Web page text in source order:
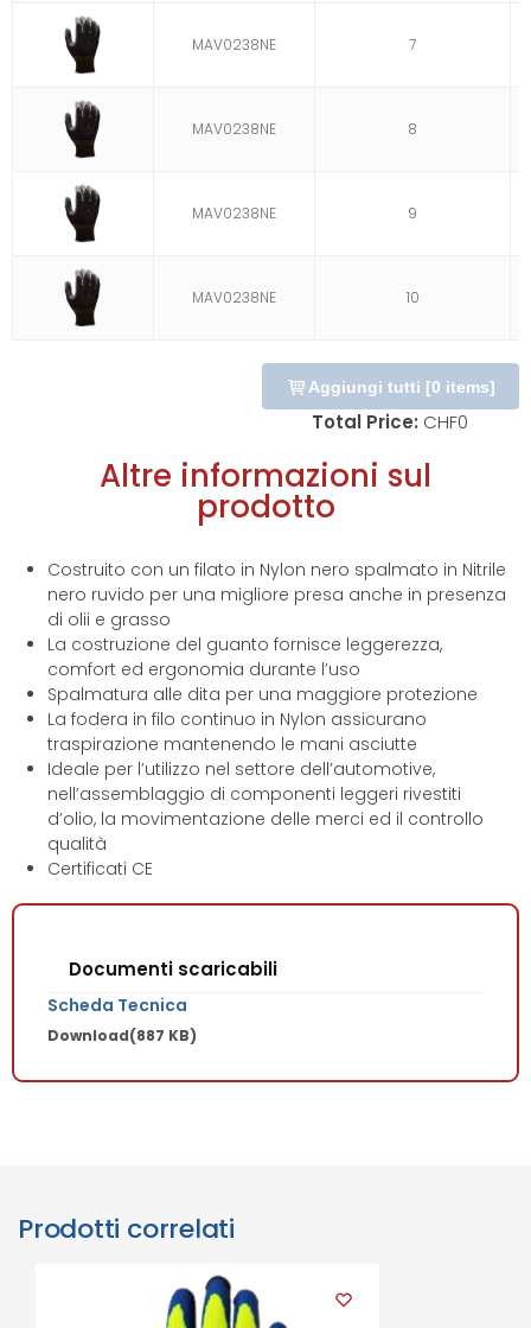
MAV0238NE 7
MAV0238NE 8
MAV0238NE 9
MAV0238NE 10
Aggiungi tutti [0 items]
Total Price: CHF0
Altre informazioni sul
prodotto
Costruito con un filato in Nylon nero spalmato in Nitrile
nero ruvido per una migliore presa anche in presenza
di olii e grasso
La costruzione del guanto fornisce leggerezza,
comfort ed ergonomia durante l’uso
Spalmatura alle dita per una maggiore protezione
La fodera in filo continuo in Nylon assicurano
traspirazione mantenendo le mani asciutte
Ideale per l’utilizzo nel settore dell’automotive,
nell’assemblaggio di componenti leggeri rivestiti
d’olio, la movimentazione delle merci ed il controllo
qualità
Certificati CE
Documenti scaricabili
Scheda Tecnica
Download(887 KB)
Prodotti correlati